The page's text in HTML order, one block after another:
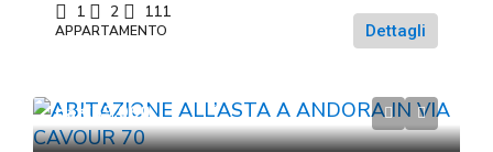
1 2 111
APPARTAMENTO Dettagli
da€69.060